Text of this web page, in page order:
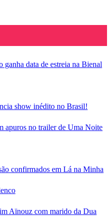
ganha data de estreia na Bienal
show inédito no Brasil!
apuros no trailer de Uma Noite
confirmados em Lá na Minha
Aïnouz com marido da Dua